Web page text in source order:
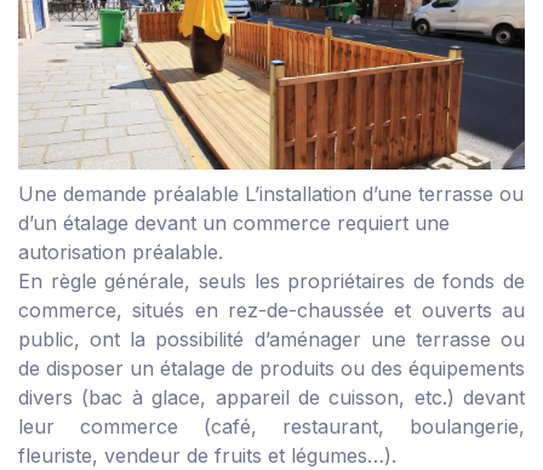
Une demande préalable L’installation d’une terrasse ou
d’un étalage devant un commerce requiert une
autorisation préalable.
En règle générale, seuls les propriétaires de fonds de
commerce, situés en rez-de-chaussée et ouverts au
public, ont la possibilité d’aménager une terrasse ou
de disposer un étalage de produits ou des équipements
divers (bac à glace, appareil de cuisson, etc.) devant
leur commerce (café, restaurant, boulangerie,
fleuriste, vendeur de fruits et légumes…).